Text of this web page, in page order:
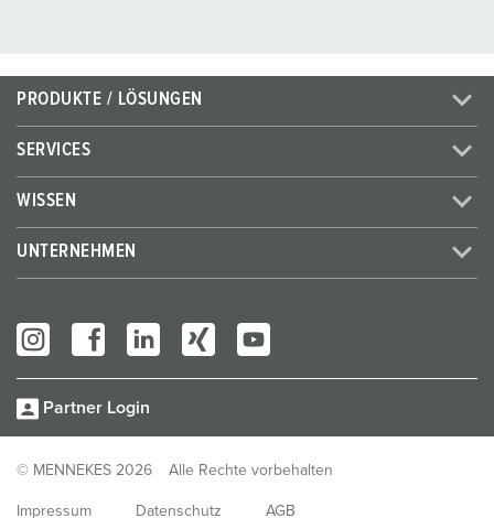
PRODUKTE / LÖSUNGEN
SERVICES
WISSEN
UNTERNEHMEN
Partner Login
© MENNEKES 2026 Alle Rechte vorbehalten
Impressum Datenschutz AGB